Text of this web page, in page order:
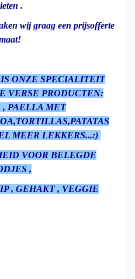
.
wij graag een prijsofferte
ONZE SPECIALITEIT
VERSE PRODUCTEN:
, PAELLA MET
MEER LEKKERS...:)
VOOR BELEGDE
,
, GEHAKT , VEGGIE